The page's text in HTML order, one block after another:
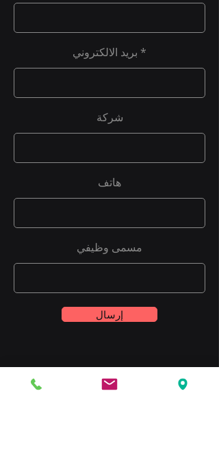
بريد الالكتروني
شركة
هاتف
مسمى وظيفي
إرسال